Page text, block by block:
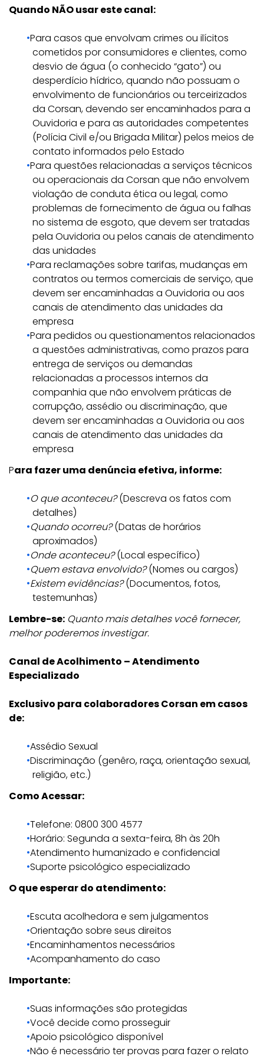
Quando NÃO usar este canal:
Para casos que envolvam crimes ou ilícitos
cometidos por consumidores e clientes, como
desvio de água (o conhecido “gato”) ou
desperdício hídrico, quando não possuam o
envolvimento de funcionários ou terceirizados
da Corsan, devendo ser encaminhados para a
Ouvidoria e para as autoridades competentes
(Polícia Civil e/ou Brigada Militar) pelos meios de
contato informados pelo Estado
Para questões relacionadas a serviços técnicos
ou operacionais da Corsan que não envolvem
violação de conduta ética ou legal, como
problemas de fornecimento de água ou falhas
no sistema de esgoto, que devem ser tratadas
pela Ouvidoria ou pelos canais de atendimento
das unidades
Para reclamações sobre tarifas, mudanças em
contratos ou termos comerciais de serviço, que
devem ser encaminhadas a Ouvidoria ou aos
canais de atendimento das unidades da
empresa
Para pedidos ou questionamentos relacionados
a questões administrativas, como prazos para
entrega de serviços ou demandas
relacionadas a processos internos da
companhia que não envolvem práticas de
corrupção, assédio ou discriminação, que
devem ser encaminhadas a Ouvidoria ou aos
canais de atendimento das unidades da
empresa
Para fazer uma denúncia efetiva, informe:
O que aconteceu?(Descreva os fatos com
detalhes)
Quando ocorreu?(Datas de horários
aproximados)
Onde aconteceu?(Local específico)
Quem estava envolvido?(Nomes ou cargos)
Existem evidências?(Documentos, fotos,
testemunhas)
Lembre-se: Quanto mais detalhes você fornecer,
melhor poderemos investigar.
Canal de Acolhimento – Atendimento
Especializado
Exclusivo para colaboradores Corsan em casos
de:
Assédio Sexual
Discriminação (genêro, raça, orientação sexual,
religião, etc.)
Como Acessar:
Telefone: 0800 300 4577
Horário: Segunda a sexta-feira, 8h às 20h
Atendimento humanizado e confidencial
Suporte psicológico especializado
O que esperar do atendimento:
Escuta acolhedora e sem julgamentos
Orientação sobre seus direitos
Encaminhamentos necessários
Acompanhamento do caso
Importante:
Suas informações são protegidas
Você decide como prosseguir
Apoio psicológico disponível
Não é necessário ter provas para fazer o relato